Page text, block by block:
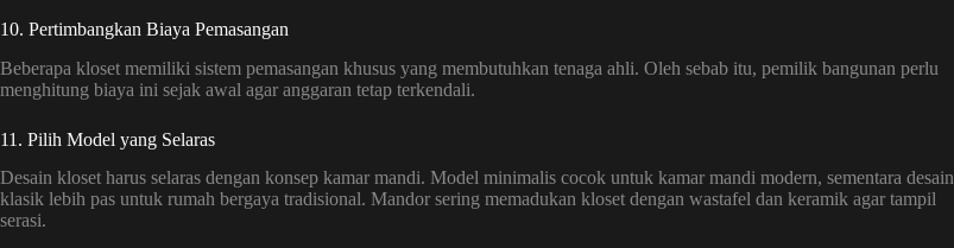
10. Pertimbangkan Biaya Pemasangan
Beberapa kloset memiliki sistem pemasangan khusus yang membutuhkan tenaga ahli. Oleh sebab itu, pemilik bangunan perlu
menghitung biaya ini sejak awal agar anggaran tetap terkendali.
11. Pilih Model yang Selaras
Desain kloset harus selaras dengan konsep kamar mandi. Model minimalis cocok untuk kamar mandi modern, sementara desain
klasik lebih pas untuk rumah bergaya tradisional. Mandor sering memadukan kloset dengan wastafel dan keramik agar tampil
serasi.